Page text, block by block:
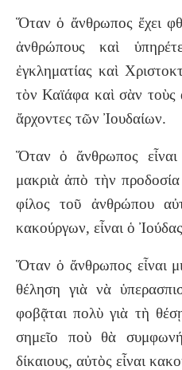
Ὅταν ὁ ἄνθρωπος ἔχει
ἀνθρώπους καὶ
ἐγκληματίας καὶ
τὸν Καϊάφα καὶ σὰν τοὺς
ἄρχοντες τῶν Ἰουδαίων.
Ὅταν ὁ ἄνθρωπος εἶναι
μακριὰ ἀπὸ τὴν
φίλος τοῦ ἀνθρώπου
κακούργων, εἶναι ὁ
Ὅταν ὁ ἄνθρωπος εἶναι
θέληση γιὰ νὰ
φοβᾷται πολὺ γιὰ τὴ
σημεῖο ποὺ θὰ
δίκαιους, αὐτὸς εἶναι